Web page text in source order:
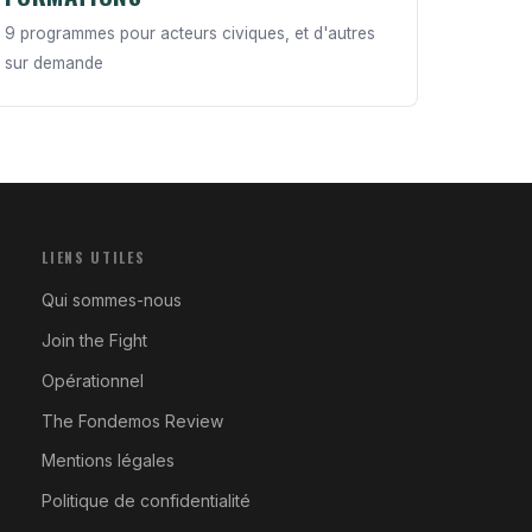
9 programmes pour acteurs civiques, et d'autres
sur demande
LIENS UTILES
Qui sommes-nous
Join the Fight
Opérationnel
The Fondemos Review
Mentions légales
Politique de confidentialité